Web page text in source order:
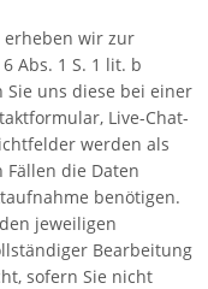
erheben wir zur
Abs. 1 S. 1 lit. b
Sie uns diese bei einer
Live-Chat-
werden als
die Daten
benötigen.
jeweiligen
Bearbeitung
sofern Sie nicht